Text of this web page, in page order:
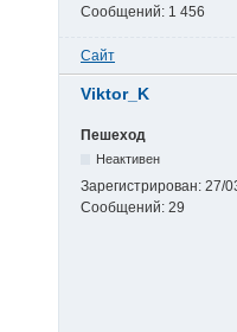
Сообщений: 1 456
Сайт
Viktor_K
Пешеход
Неактивен
Зарегистрирован: 27/
Сообщений: 29